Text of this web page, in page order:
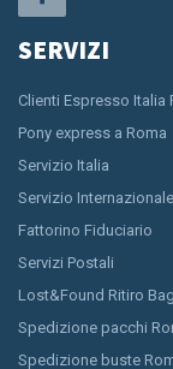
SERVIZI
Clienti Espresso Italia
Pony express a Roma
Servizio Italia
Servizio Internazionale
Fattorino Fiduciario
Servizi Postali
Lost&Found Ritiro
Spedizione pacchi
Spedizione buste